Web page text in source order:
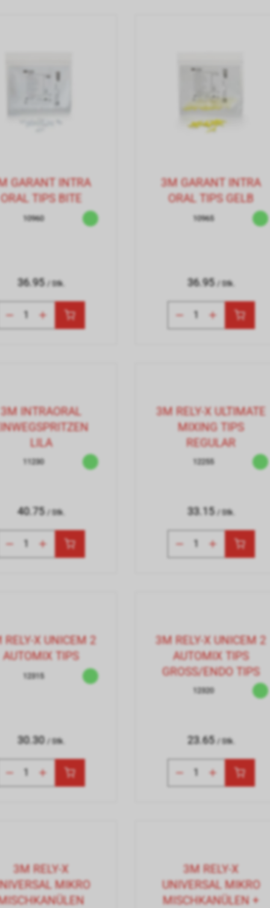
GARANT INTRA
ORAL TIPS BITE
10960
36.95 / Stk.
3M GARANT INTRA
ORAL TIPS GELB
10965
36.95 / Stk.
3M INTRAORAL
LILA
11230
40.75 / Stk.
3M RELY-X ULTIMATE
MIXING TIPS
REGULAR
12255
33.15 / Stk.
RELY-X UNICEM 2
AUTOMIX TIPS
12315
30.30 / Stk.
3M RELY-X UNICEM 2
AUTOMIX TIPS
GROSS/ENDO TIPS
12320
23.65 / Stk.
3M RELY-X
MIKRO
3M RELY-X
UNIVERSAL MIKRO
MISCHKANÜLEN +